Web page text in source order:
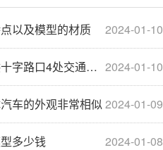
2024-01-10
以及模型的材质
2024-01-10
交通灯信号灯控制功能
2024-01-09
车的外观非常相似
2024-01-08
多少钱